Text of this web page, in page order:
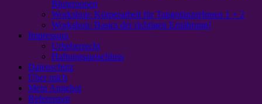
Blutgruppen
Workshop: Körperarbeit für TangotänzerInnen 1 + 2
Workshop: Basics der richtigen Ernährung!
Impressum
Urheberrecht
Haftungsausschluss
Datenschutz
Über mich
Mein Angebot
Referenzen